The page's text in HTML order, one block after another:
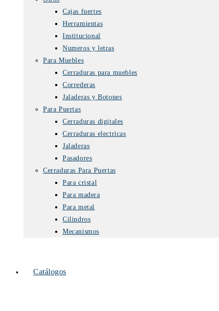
Cajas fuertes
Herramientas
Institucional
Numeros y letras
Para Muebles
Cerraduras para muebles
Correderas
Jaladeras y Botones
Para Puertas
Cerraduras digitales
Cerraduras electricas
Jaladeras
Pasadores
Cerraduras Para Puertas
Para cristal
Para madera
Para metal
Cilindros
Mecanismos
Catálogos